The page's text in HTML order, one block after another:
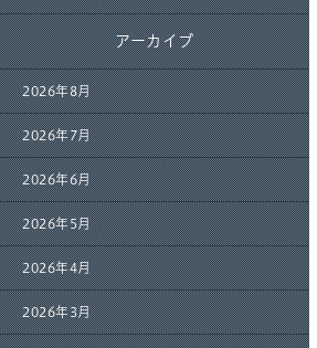
アーカイブ
2026年8月
2026年7月
2026年6月
2026年5月
2026年4月
2026年3月